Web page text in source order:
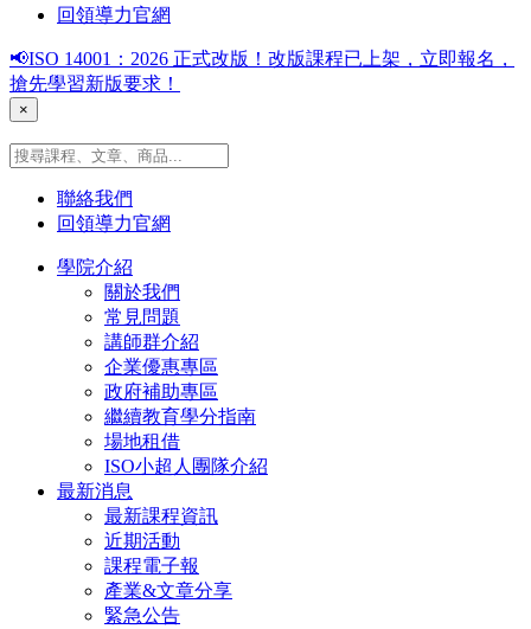
回領導力官網
📢ISO 14001：2026 正式改版！改版課程已上架，立即報名，
搶先學習新版要求！
×
聯絡我們
回領導力官網
學院介紹
關於我們
常見問題
講師群介紹
企業優惠專區
政府補助專區
繼續教育學分指南
場地租借
ISO小超人團隊介紹
最新消息
最新課程資訊
近期活動
課程電子報
產業&文章分享
緊急公告